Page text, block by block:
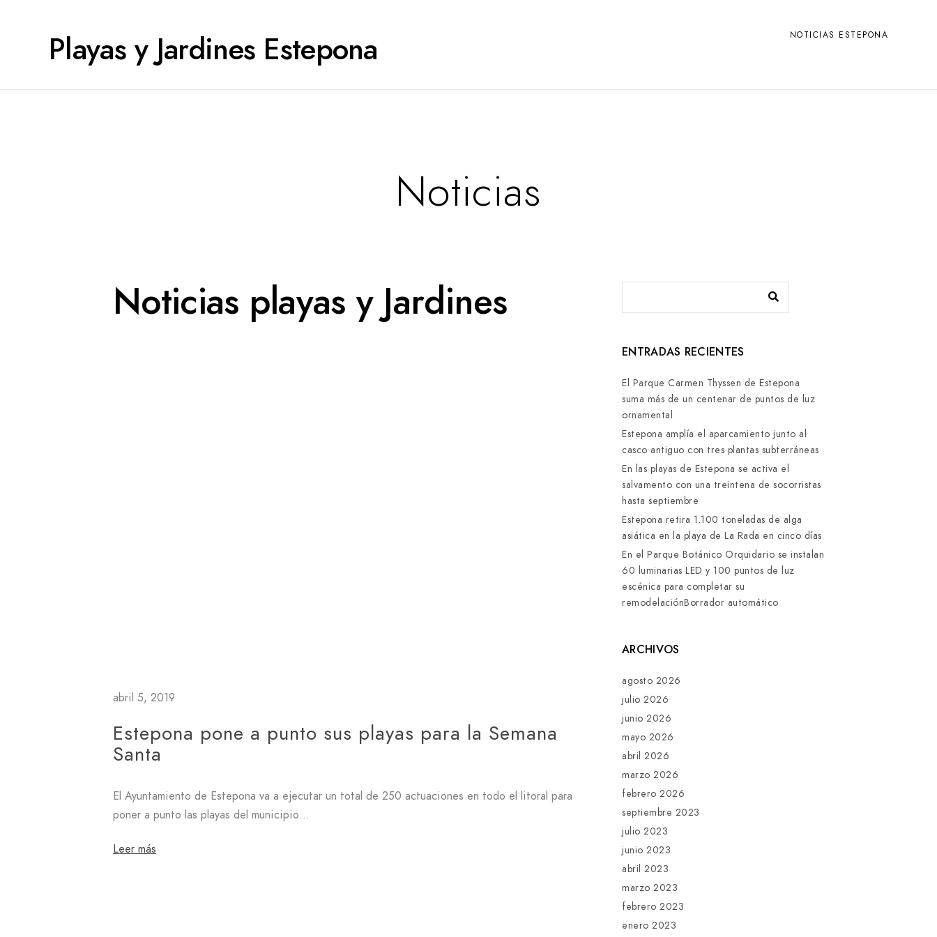
Playas y Jardines Estepona NOTICIAS ESTEPONA
Noticias
Noticias playas y Jardines
abril 5, 2019
Estepona pone a punto sus playas para la Semana
Santa
El Ayuntamiento de Estepona va a ejecutar un total de 250 actuaciones en todo el litoral para
poner a punto las playas del municipio…
Leer más
ENTRADAS RECIENTES
El Parque Carmen Thyssen de Estepona
suma más de un centenar de puntos de luz
ornamental
Estepona amplía el aparcamiento junto al
casco antiguo con tres plantas subterráneas
En las playas de Estepona se activa el
salvamento con una treintena de socorristas
hasta septiembre
Estepona retira 1.100 toneladas de alga
asiática en la playa de La Rada en cinco días
En el Parque Botánico Orquidario se instalan
60 luminarias LED y 100 puntos de luz
escénica para completar su
remodelaciónBorrador automático
ARCHIVOS
agosto 2026
julio 2026
junio 2026
mayo 2026
abril 2026
marzo 2026
febrero 2026
septiembre 2023
julio 2023
junio 2023
abril 2023
marzo 2023
febrero 2023
enero 2023